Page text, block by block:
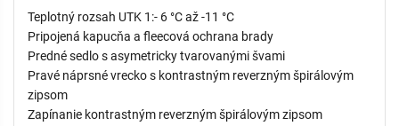
Teplotný rozsah UTK 1:- 6 °C až -11 °C
Pripojená kapucňa a fleecová ochrana brady
Predné sedlo s asymetricky tvarovanými švami
Pravé náprsné vrecko s kontrastným reverzným špirálovým
zipsom
Zapínanie kontrastným reverzným špirálovým zipsom